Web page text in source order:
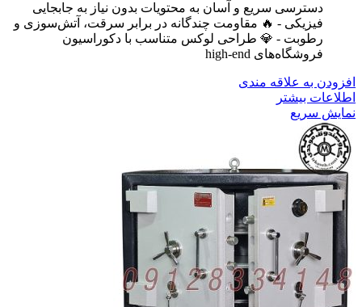
دسترسی سریع و آسان به محتویات بدون نیاز به جابجایی
فیزیکی - 🔥 مقاومت چندگانه در برابر سرقت، آتش‌سوزی و
رطوبت - 💎 طراحی لوکس متناسب با دکوراسیون
فروشگاه‌های high-end
افزودن به علاقه مندی
اطلاعات بیشتر
نمایش سریع